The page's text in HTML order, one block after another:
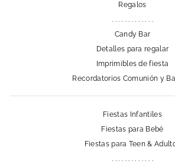
Regalos
. . . . . . . . . . . . .
Candy Bar
Detalles para regalar
Imprimibles de fiesta
Recordatorios Comunión y
Fiestas Infantiles
Fiestas para Bebé
Fiestas para Teen &
. . . . . . . . . . . . .